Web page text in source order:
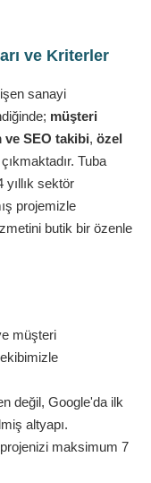
ve Kriterler
sanayi
müşteri
ve SEO takibi, özel
Tuba
yıllık sektör
projemizle
butik bir özenle
müşteri
değil, Google'da ilk
altyapı.
maksimum 7